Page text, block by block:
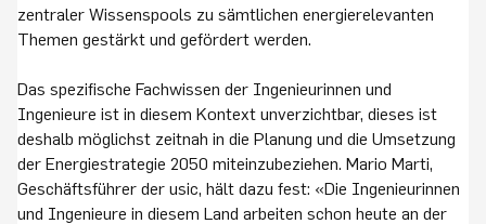
zentraler Wissenspools zu sämtlichen energierelevanten
Themen gestärkt und gefördert werden.
Das spezifische Fachwissen der Ingenieurinnen und
Ingenieure ist in diesem Kontext unverzichtbar, dieses ist
deshalb möglichst zeitnah in die Planung und die Umsetzung
der Energiestrategie 2050 miteinzubeziehen. Mario Marti,
Geschäftsführer der usic, hält dazu fest: «Die Ingenieurinnen
und Ingenieure in diesem Land arbeiten schon heute an der